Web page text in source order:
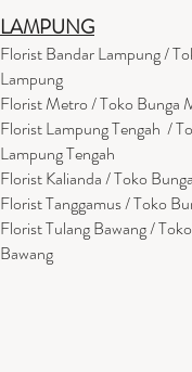
LAMPUNG
Florist Bandar Lampung /
Lampung
Florist Metro / Toko Bunga
Florist Lampung Tengah /
Lampung Tengah
Florist Kalianda / Toko
Florist Tanggamus / Toko
Florist Tulang Bawang /
Bawang